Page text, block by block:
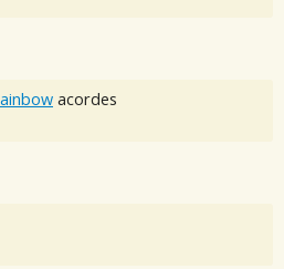
acordes